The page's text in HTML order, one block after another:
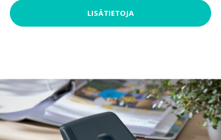
LISÄTIETOJA